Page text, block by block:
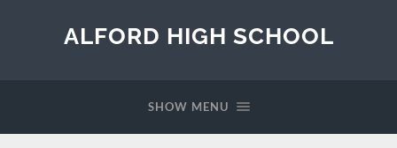
ALFORD HIGH SCHOOL
SHOW MENU